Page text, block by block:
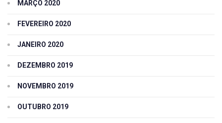
MARÇO 2020
FEVEREIRO 2020
JANEIRO 2020
DEZEMBRO 2019
NOVEMBRO 2019
OUTUBRO 2019